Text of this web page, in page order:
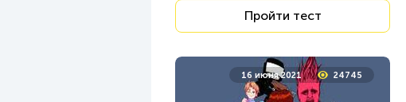
Пройти тест
16 июня 2021 24745